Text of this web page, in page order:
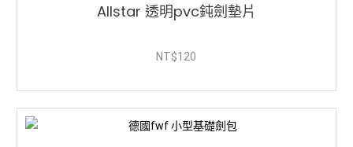
Allstar 透明pvc鈍劍墊片
NT$120